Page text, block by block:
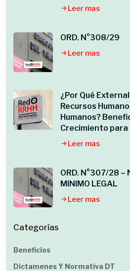
Leer mas
ORD. N°308/29
Leer mas
¿Por Qué
Recursos
Humanos?
Crecimiento para
Leer mas
ORD. N°307/28 –
MINIMO LEGAL
Leer mas
Categorías
Beneficios
Dictamenes Y Normativa DT